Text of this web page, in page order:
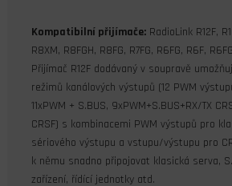
Kompatibilní přijímače:RadioLink R12F,
R8XM, R8FGH, R8FG, R7FG, R6FG, R6F,
Přijímač R12F dodávaný v soupravě
režimů kanálových výstupů (12 PWM
11xPWM + S.BUS, 9xPWM+S.BUS+RX/TX
CRSF) s kombinacemi PWM výstupů pro
sériového výstupu a vstupu/výstupu pro
k němu snadno připojovat klasická serva,
zařízení, řídící jednotky atd.